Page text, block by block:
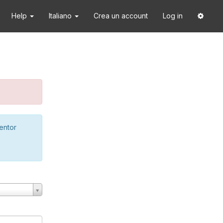
Help Italiano Crea un account Log in